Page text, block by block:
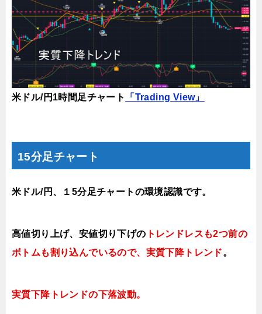
米ドル/円1時間足チャート 「Trading View」
15分足チャート
米ドル/円、１5分足チャートの環境認識です。
高値切り上げ、安値切り下げの トレンドレスも2つ前の
ボトムも割り込んでいるので、実質下降トレンド。
実質下降トレンドの下落波動。